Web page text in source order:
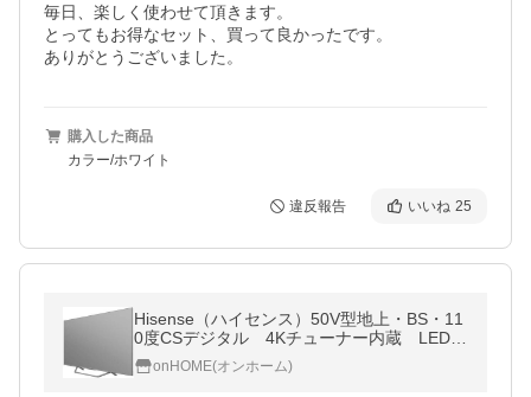
毎日、楽しく使わせて頂きます。
とってもお得なセット、買って良かったです。
ありがとうございました。
購入した商品
カラー/ホワイト
違反報告 いいね 25
Hisense（ハイセンス）50V型地上・BS・11
0度CSデジタル 4Kチューナー内蔵 LED液
晶テレビ 50U7F
onHOME(オンホーム)